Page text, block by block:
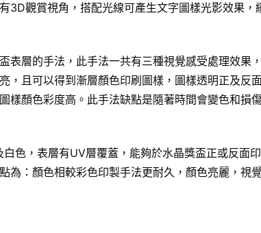
觀賞視角，搭配光線可產生文字圖樣光影效果，
表層的手法，此手法一共有三種視覺感受處理效
，且可以得到漸層顏色印刷圖樣，圖樣透明正及
顏色彩度高。此手法缺點是隨著時間會變色和損
色，表層有UV層覆蓋，能夠於水晶獎盃正或反面
為：顏色相較彩色印製手法更耐久，顏色亮麗，